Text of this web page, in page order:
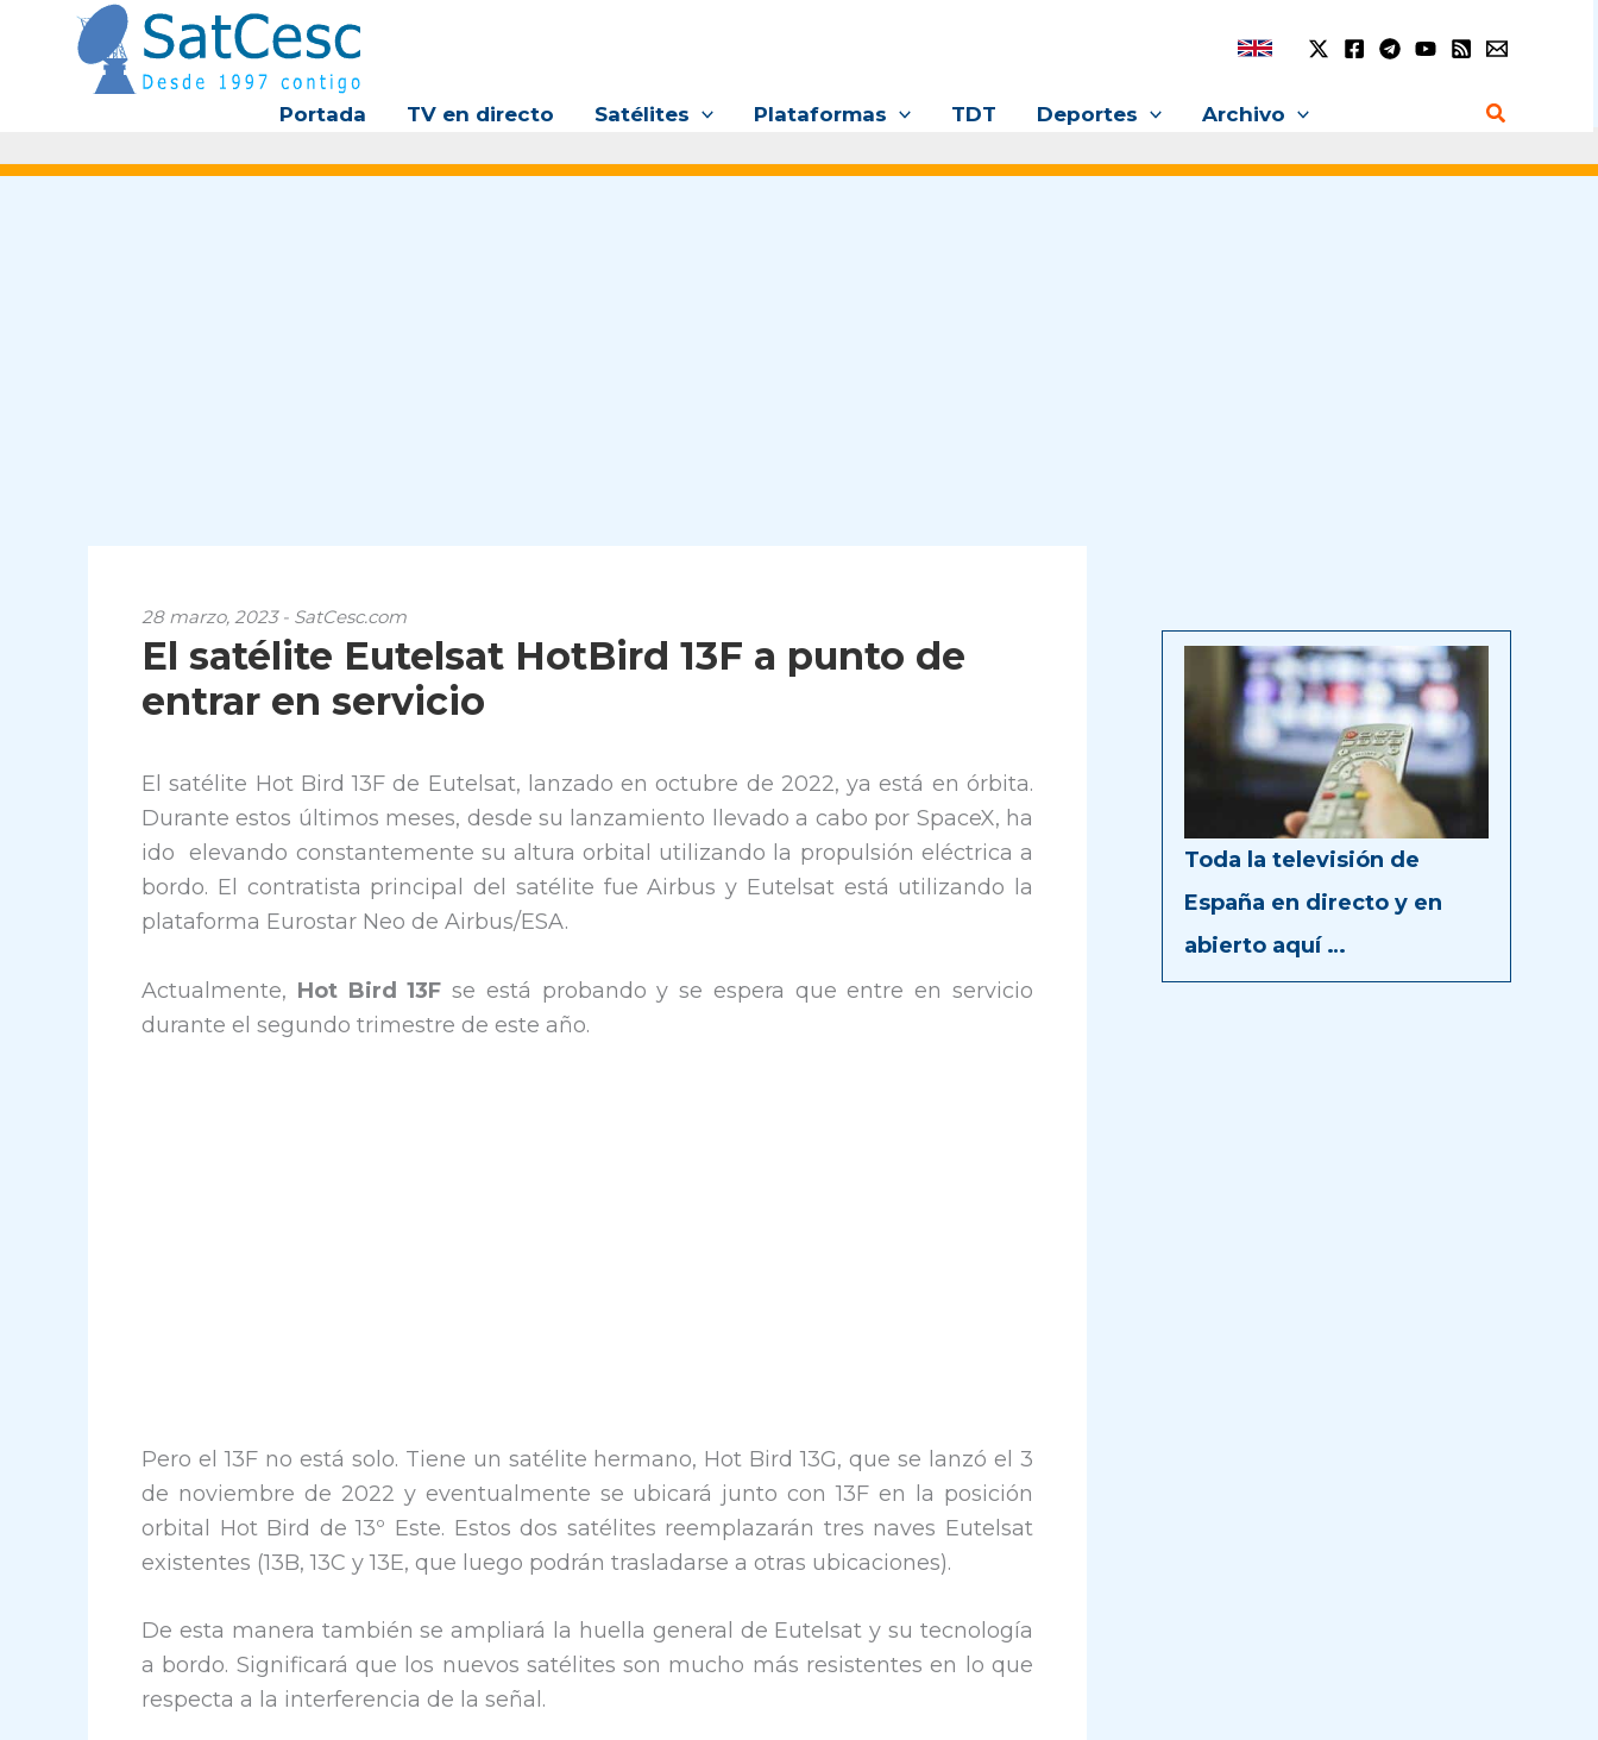
contenido
Portada TV en directo Satélites Plataformas TDT Deportes Archivo Buscar
28 marzo, 2023 - SatCesc.com
El satélite Eutelsat HotBird 13F a punto de
entrar en servicio
El satélite Hot Bird 13F de Eutelsat, lanzado en octubre de 2022, ya está en órbita.
Durante estos últimos meses, desde su lanzamiento llevado a cabo por SpaceX, ha
ido elevando constantemente su altura orbital utilizando la propulsión eléctrica a
bordo. El contratista principal del satélite fue Airbus y Eutelsat está utilizando la
plataforma Eurostar Neo de Airbus/ESA.
Actualmente, Hot Bird 13F se está probando y se espera que entre en servicio
durante el segundo trimestre de este año.
Pero el 13F no está solo. Tiene un satélite hermano, Hot Bird 13G, que se lanzó el 3
de noviembre de 2022 y eventualmente se ubicará junto con 13F en la posición
orbital Hot Bird de 13º Este. Estos dos satélites reemplazarán tres naves Eutelsat
existentes (13B, 13C y 13E, que luego podrán trasladarse a otras ubicaciones).
De esta manera también se ampliará la huella general de Eutelsat y su tecnología
a bordo. Significará que los nuevos satélites son mucho más resistentes en lo que
respecta a la interferencia de la señal.
Toda la televisión de
España en directo y en
abierto aquí …